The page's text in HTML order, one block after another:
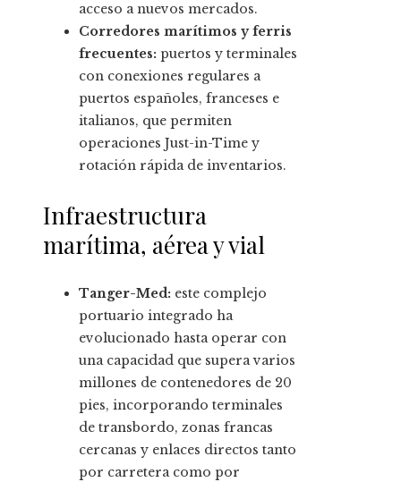
acceso a nuevos mercados.
Corredores marítimos y ferris
frecuentes: puertos y terminales
con conexiones regulares a
puertos españoles, franceses e
italianos, que permiten
operaciones Just-in-Time y
rotación rápida de inventarios.
Infraestructura
marítima, aérea y vial
Tanger-Med: este complejo
portuario integrado ha
evolucionado hasta operar con
una capacidad que supera varios
millones de contenedores de 20
pies, incorporando terminales
de transbordo, zonas francas
cercanas y enlaces directos tanto
por carretera como por